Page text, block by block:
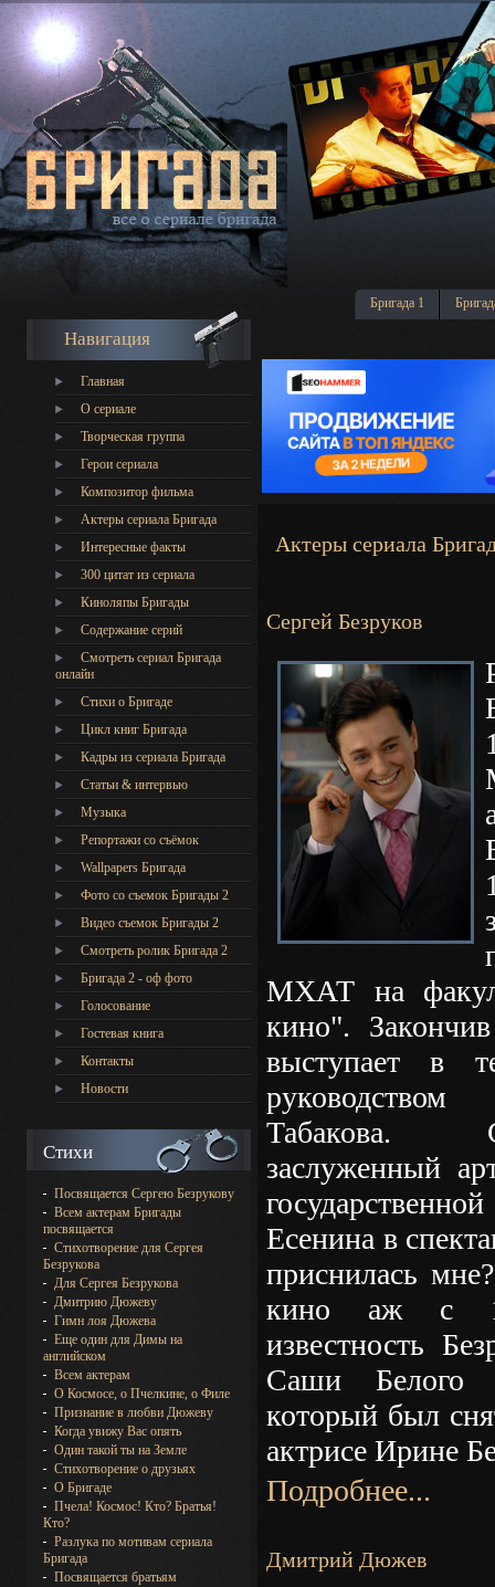
Бригада 1
Навигация
Главная
О сериале
Творческая группа
Герои сериала
Композитор фильма
Актеры сериала Бригада
Интересные факты
300 цитат из сериала
Киноляпы Бригады
Содержание серий
Смотреть сериал Бригада
онлайн
Стихи о Бригаде
Цикл книг Бригада
Кадры из сериала Бригада
Статьи & интервью
Музыка
Репортажи со съёмок
Wallpapers Бригада
Фото со съемок Бригады 2
Видео съемок Бригады 2
Cмотреть ролик Бригада 2
Бригада 2 - оф фото
Голосование
Гостевая книга
Контакты
Новости
Стихи
Посвящается Сергею Безрукову
Всем актерам Бригады
посвящается
Стихотворение для Сергея
Безрукова
Для Сергея Безрукова
Дмитрию Дюжеву
Гимн лоя Дюжева
Еще один для Димы на
английском
Всем актерам
О Космосе, о Пчелкине, о Филе
Признание в любви Дюжеву
Когда увижу Вас опять
Один такой ты на Земле
Стихотворение о друзьях
О Бригаде
Пчела! Космос! Кто? Братья!
Кто?
Разлука по мотивам сериала
Бригада
Посвящается братьям
Актеры сериала
Сергей Безруков
МХАТ на
кино".
выступает в
Табакова.
заслуженный
Есенина в
приснилась
кино аж с
известность
Саши Белого
который был
актрисе Ирине
Подробнее...
Дмитрий Дюжев